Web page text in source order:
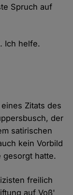
Spruch auf
Ich helfe.
Zitats des
der
satirischen
kein Vorbild
hatte.
freilich
auf Voß'